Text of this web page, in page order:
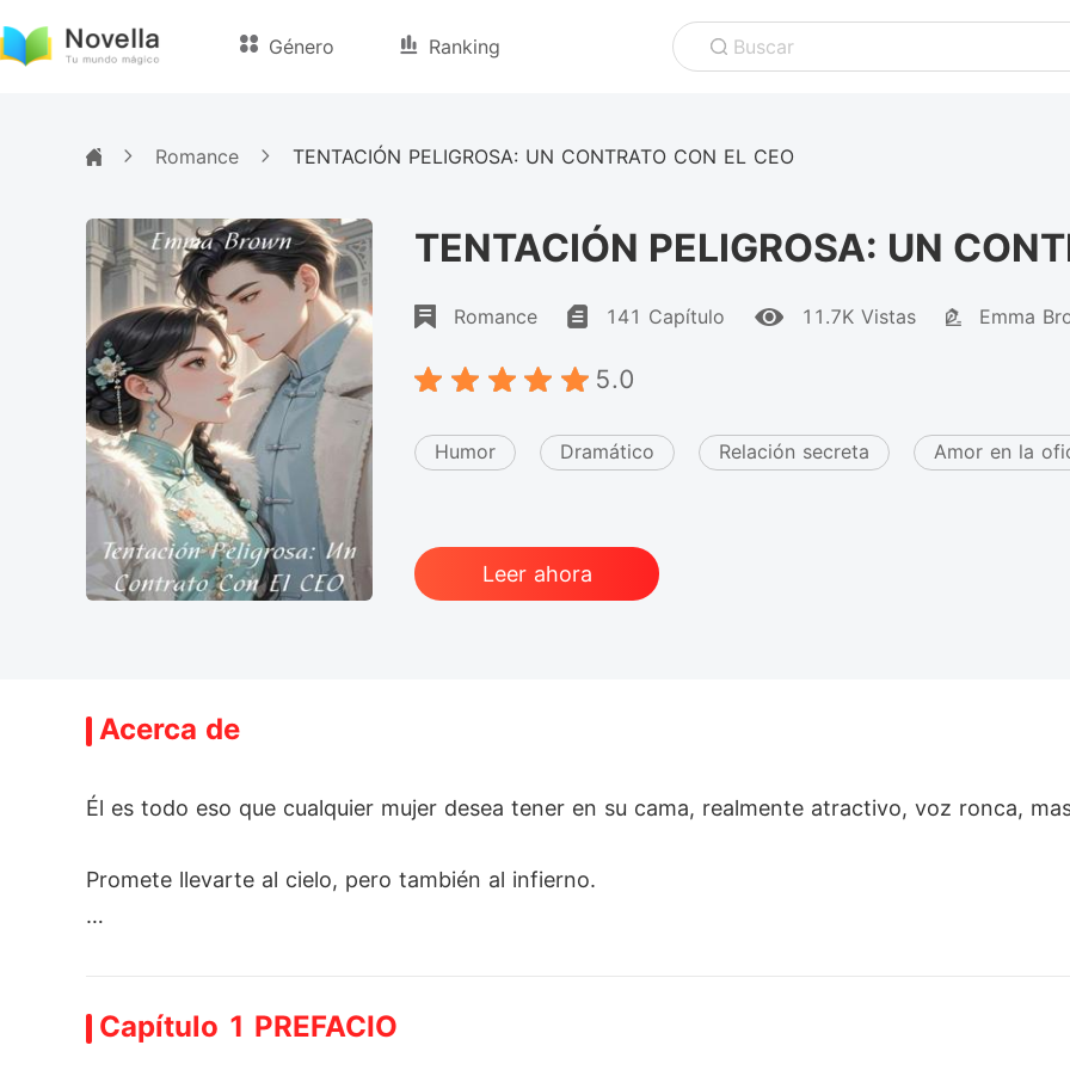
Género Ranking Buscar
Romance TENTACIÓN PELIGROSA: UN CONTRATO CON EL CEO
TENTACIÓN PELIGROSA: UN
Romance 141 Capítulo 11.7K Vistas Emma
5.0
Humor Dramático Relación secreta Amor en la
Leer ahora
Acerca de
Él es todo eso que cualquier mujer desea tener en su cama, realmente atractivo, voz ronca,
Promete llevarte al cielo, pero también al infierno.
Pero en esta vida, no todo es lo que parece.
Capítulo 1 PREFACIO